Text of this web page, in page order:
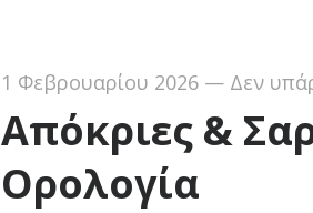
1 Φεβρουαρίου 2026 — Δεν
Απόκριες &
Ορολογία